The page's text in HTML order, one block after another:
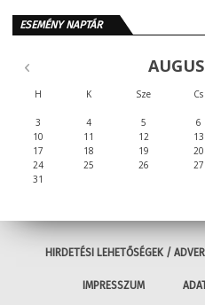
ESEMÉNY NAPTÁR
H K Sze Cs
3
4 5 6
10
11 12 13
17
18 19 20
24
25 26 27
31
HIRDETÉSI LEHETŐSÉGEK /
IMPRESSZUM